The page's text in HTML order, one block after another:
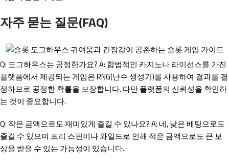
자주 묻는 질문(FAQ)
Q: 도그하우스는 공정한가요? A: 합법적인 카지노나 라이선스를 가진
플랫폼에서 제공되는 게임은 RNG(난수 생성기)를 사용하여 결과를 결
정하므로 공정한 확률을 보장합니다. 다만 플랫폼의 신뢰성을 확인하
는 것이 중요합니다.
Q: 작은 금액으로도 재미있게 즐길 수 있나요? A: 네, 낮은 베팅으로도
즐길 수 있으며 프리 스핀이나 와일드로 인해 적은 금액으로도 큰 보
상을 받을 수 있는 가능성이 있습니다.